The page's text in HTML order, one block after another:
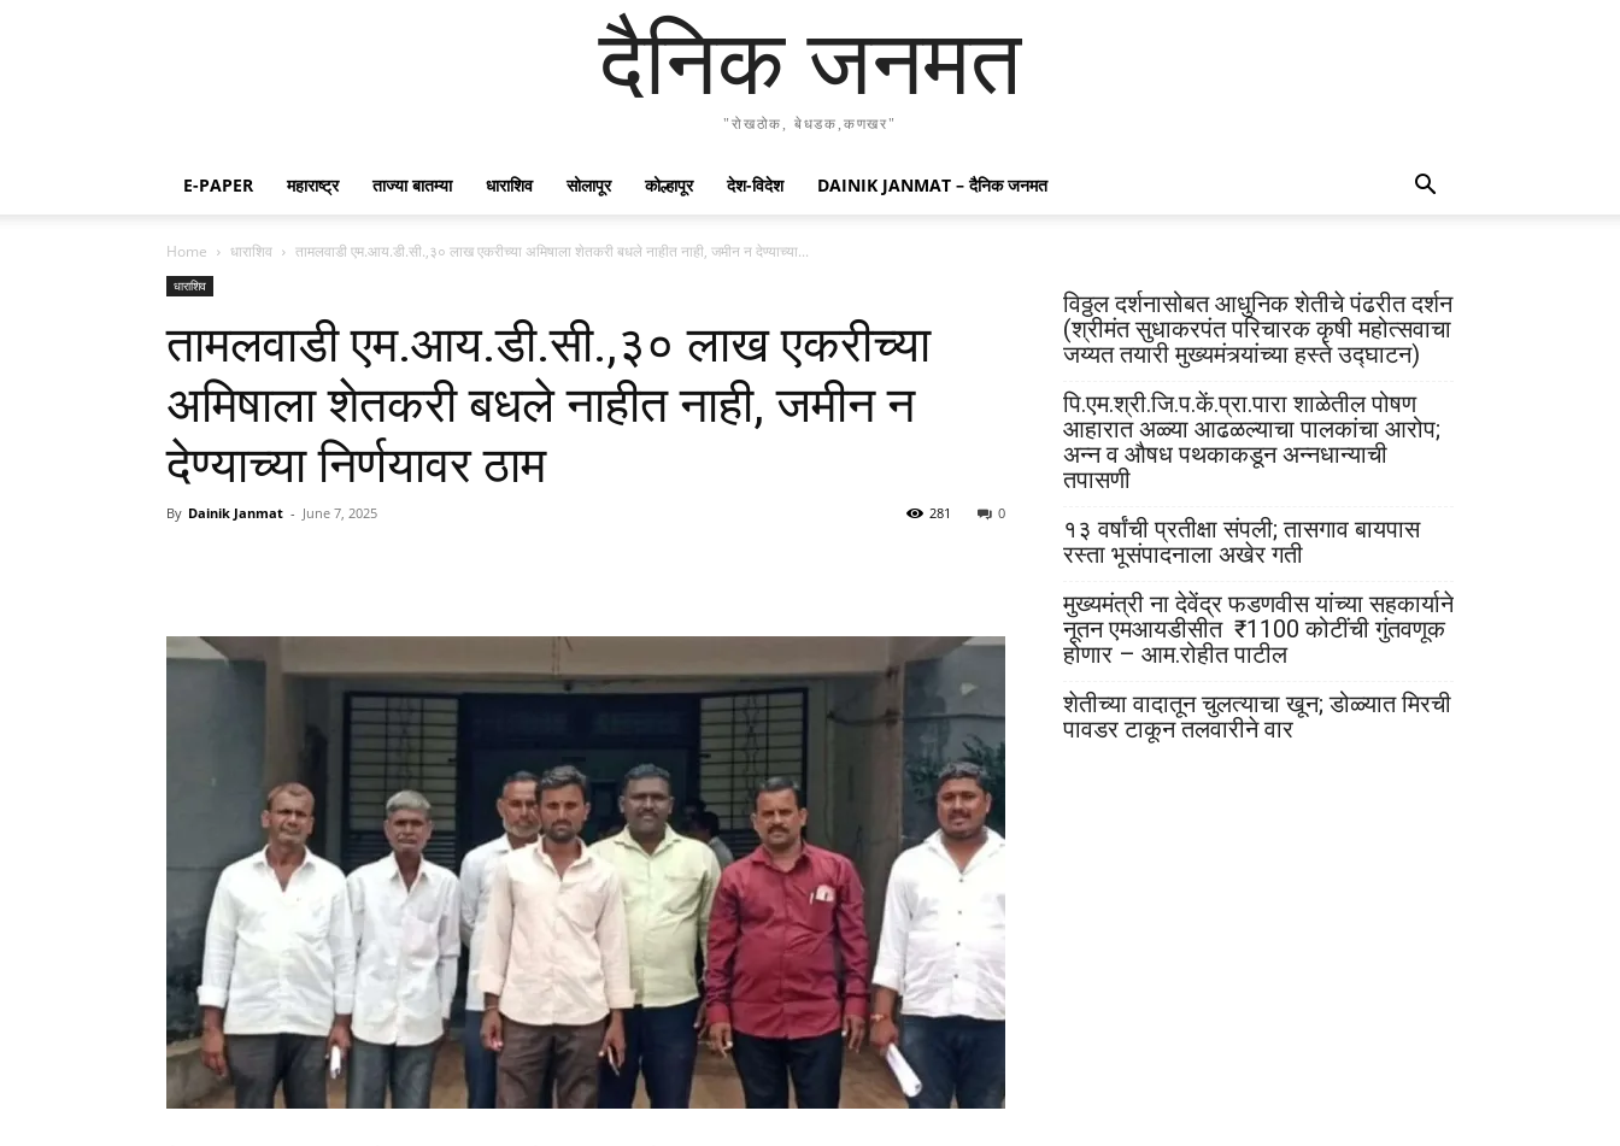
दैनिक जनमत
"रोखठोक, बेधडक,कणखर"
E-PAPER महाराष्ट्र ताज्या बातम्या धाराशिव सोलापूर कोल्हापूर देश-विदेश DAINIK JANMAT – दैनिक जनमत
Home धाराशिव तामलवाडी एम.आय.डी.सी.,३० लाख एकरीच्या अमिषाला शेतकरी बधले नाहीत नाही, जमीन न देण्याच्या...
धाराशिव
तामलवाडी एम.आय.डी.सी.,३० लाख एकरीच्या
अमिषाला शेतकरी बधले नाहीत नाही, जमीन न
देण्याच्या निर्णयावर ठाम
By Dainik Janmat - June 7, 2025 0
281
विठ्ठल दर्शनासोबत आधुनिक शेतीचे पंढरीत दर्शन
(श्रीमंत सुधाकरपंत परिचारक कृषी महोत्सवाचा
जय्यत तयारी मुख्यमंत्र्यांच्या हस्ते उद्घाटन)
पि.एम.श्री.जि.प.कें.प्रा.पारा शाळेतील पोषण
आहारात अळ्या आढळल्याचा पालकांचा आरोप;
अन्न व औषध पथकाकडून अन्नधान्याची
तपासणी
१३ वर्षांची प्रतीक्षा संपली; तासगाव बायपास
रस्ता भूसंपादनाला अखेर गती
मुख्यमंत्री ना देवेंद्र फडणवीस यांच्या सहकार्याने
नूतन एमआयडीसीत ₹1100 कोटींची गुंतवणूक
होणार – आम.रोहीत पाटील
शेतीच्या वादातून चुलत्याचा खून; डोळ्यात मिरची
पावडर टाकून तलवारीने वार